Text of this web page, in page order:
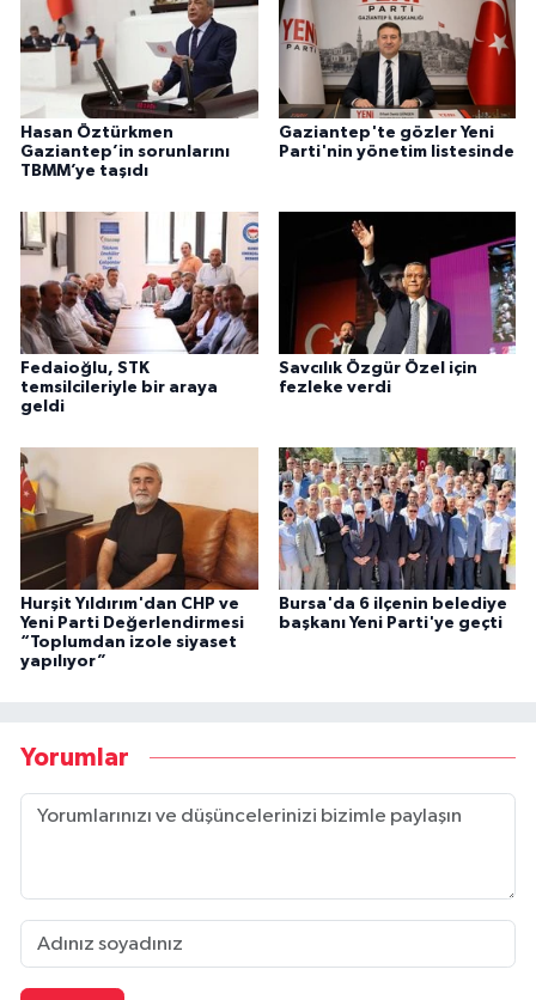
Hasan Öztürkmen
Gaziantep’in sorunlarını
TBMM’ye taşıdı
Gaziantep'te gözler Yeni
Parti'nin yönetim listesinde
Fedaioğlu, STK
temsilcileriyle bir araya
geldi
Savcılık Özgür Özel için
fezleke verdi
Hurşit Yıldırım'dan CHP ve
Yeni Parti Değerlendirmesi
“Toplumdan izole siyaset
yapılıyor”
Bursa'da 6 ilçenin belediye
başkanı Yeni Parti'ye geçti
Yorumlar